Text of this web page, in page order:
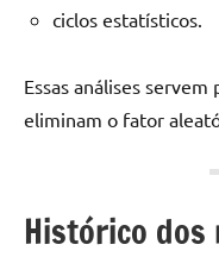
ciclos estatísticos.
Essas análises
eliminam o fator
Histórico dos